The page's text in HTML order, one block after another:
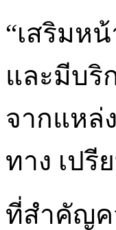
“เสริมห
และมีบริ
จากแหล่
ทาง เป
ที่สำคัญค